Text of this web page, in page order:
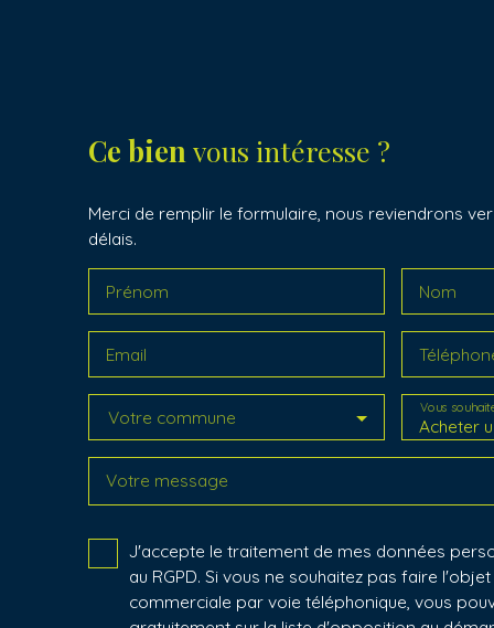
Ce bien vous intéresse ?
Merci de remplir le formulaire, nous reviendrons
délais.
Prénom Nom
Email
Votre commune Acheter
Vous
Votre message
J'accepte le traitement de mes données
au RGPD. Si vous ne souhaitez pas faire
commerciale par voie téléphonique, vous